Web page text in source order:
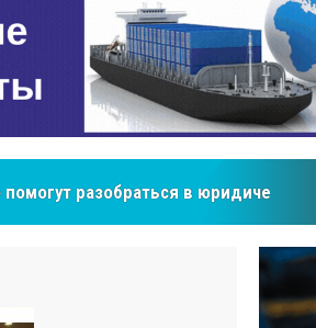
покупателей Центральной Азии